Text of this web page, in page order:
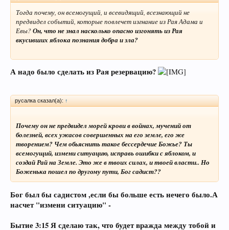
Тогда почему, он всемогущий, и всевидящий, всезнающий не
предвидел событий, которые повлечет изгнание из Рая Адама и
Евы?Он, что не знал насколько опасно изгонять из Рая
вкусивших яблока познания добра и зла?
А надо было сделать из Рая резервацию?
русалка сказал(а): ↑
Почему он не предвидел морей крови в войнах, мучений от
болезней, всех ужасов совершенных на его земле, его же
творением? Чем обьяснить такое бессердечие Божье? Ты
всемогущий, измени ситуацию, исправь ошибки с яблоком, и
создай Рай на Земле. Это же в твоих силах, и твоей власти.. Но
Боженька пошел по другому пути, Бог садист??
Бог был бы садистом ,если бы больше есть нечего было.А
насчет "измени ситуацию" -
Бытие 3:15 Я сделаю так, что будет вражда между тобой и